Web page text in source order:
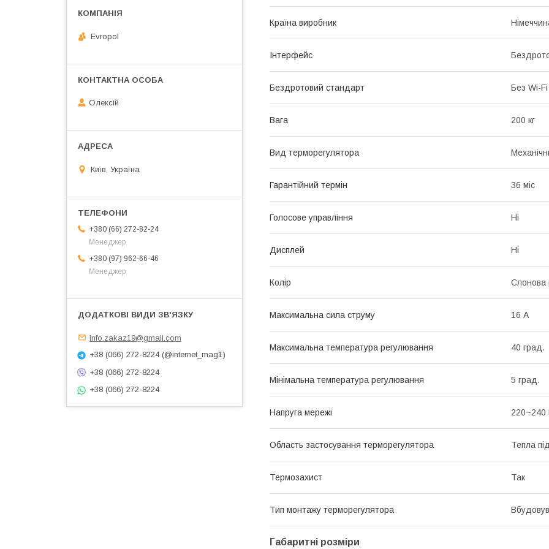
Країна виробник
Інтерфейс
Бездротовий стандарт Без Wi-Fi
Вага 200 кг
Вид терморегулятора
Гарантійний термін 36 міс
Голосове управління Ні
Дисплей Ні
Колір Слонова
Максимальна сила струму 16 А
Максимальна температура регулювання 40 град.
Мінімальна температура регулювання 5 град.
Напруга мережі 220~240
Область застосування терморегулятора Тепла
Термозахист Так
Тип монтажу терморегулятора
Габаритні розміри
Evropol
Олексій
Київ, Україна
+380 (66) 272-82-24
Менеджер
+380 (97) 962-66-46
Менеджер
info.zakaz19@gmail.com
+38 (066) 272-8224 (@internet_mag1)
+38 (066) 272-8224
+38 (066) 272-8224